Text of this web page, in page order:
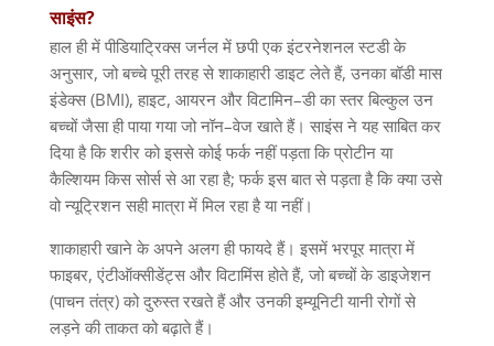
साइंस?
हाल ही में पीडियाट्रिक्स जर्नल में छपी एक इंटरनेशनल स्टडी के
अनुसार, जो बच्चे पूरी तरह से शाकाहारी डाइट लेते हैं, उनका बॉडी मास
इंडेक्स(BMI), हाइट, आयरन और विटामिन–डी का स्तर बिल्कुल उन
बच्चों जैसा ही पाया गया जो नॉन–वेज खाते हैं। साइंस ने यह साबित कर
दिया है कि शरीर को इससे कोई फर्क नहीं पड़ता कि प्रोटीन या
कैल्शियम किस सोर्स से आ रहा है; फर्क इस बात से पड़ता है कि क्या उसे
वो न्यूट्रिशन सही मात्रा में मिल रहा है या नहीं।
शाकाहारी खाने के अपने अलग ही फायदे हैं। इसमें भरपूर मात्रा में
फाइबर, एंटीऑक्सीडेंट्स और विटामिंस होते हैं, जो बच्चों के डाइजेशन
(पाचन तंत्र) को दुरुस्त रखते हैं और उनकी इम्यूनिटी यानी रोगों से
लड़ने की ताकत को बढ़ाते हैं।